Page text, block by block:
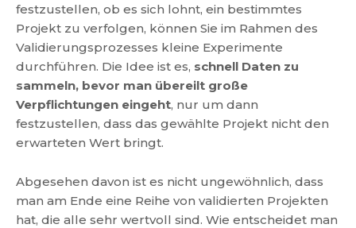
festzustellen, ob es sich lohnt, ein bestimmtes
Projekt zu verfolgen, können Sie im Rahmen des
Validierungsprozesses kleine Experimente
durchführen. Die Idee ist es, schnell Daten zu
sammeln, bevor man übereilt große
Verpflichtungen eingeht, nur um dann
festzustellen, dass das gewählte Projekt nicht den
erwarteten Wert bringt.
Abgesehen davon ist es nicht ungewöhnlich, dass
man am Ende eine Reihe von validierten Projekten
hat, die alle sehr wertvoll sind. Wie entscheidet man